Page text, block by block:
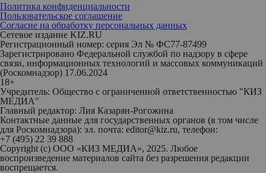
Политика конфиденциальности
Пользовательское соглашение
Согласие на обработку персональных данных
Сетевое издание KIZ.RU
Регистрационный номер: серия Эл № ФС77-87499
Зарегистрировано Федеральной службой по надзору в сфере
связи, информационных технологий и массовых коммуникаций
(Роскомнадзор) 17.06.2024
18+
Учредитель: Общество с ограниченной ответственностью "КИЗ
МЕДИА"
Главный редактор: Лия Казарян-Рогожина
Контактные данные для государственных органов (в том числе
для Роскомнадзора): эл. почта: editor@kiz.ru, телефон:
+7 (495) 22 39 888
Copyright (с) ООО «КИЗ МЕДИА», 2025. Любое
воспроизведение материалов сайта без разрешения редакции
воспрещается.